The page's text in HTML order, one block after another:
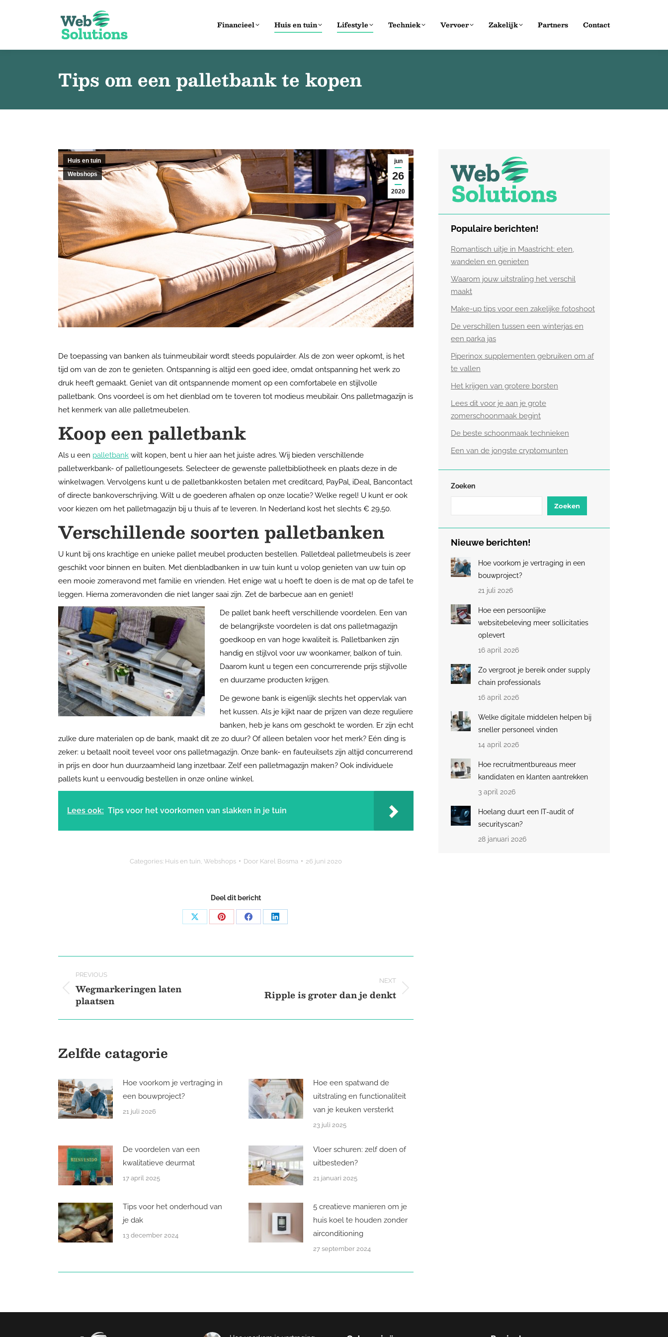
Financieel Huis en tuin Lifestyle Techniek Vervoer Zakelijk Partners Contact
Tips om een palletbank te kopen
jun
26
2020
Huis en tuin
Webshops
De toepassing van banken als tuinmeubilair wordt steeds populairder. Als de zon weer opkomt, is het
tijd om van de zon te genieten. Ontspanning is altijd een goed idee, omdat ontspanning het werk zo
druk heeft gemaakt. Geniet van dit ontspannende moment op een comfortabele en stijlvolle
palletbank. Ons voordeel is om het dienblad om te toveren tot modieus meubilair. Ons palletmagazijn is
het kenmerk van alle palletmeubelen.
Koop een palletbank
Als u een palletbank wilt kopen, bent u hier aan het juiste adres. Wij bieden verschillende
palletwerkbank- of palletloungesets. Selecteer de gewenste palletbibliotheek en plaats deze in de
winkelwagen. Vervolgens kunt u de palletbankkosten betalen met creditcard, PayPal, iDeal, Bancontact
of directe bankoverschrijving. Wilt u de goederen afhalen op onze locatie? Welke regel! U kunt er ook
voor kiezen om het palletmagazijn bij u thuis af te leveren. In Nederland kost het slechts € 29,50.
Verschillende soorten palletbanken
U kunt bij ons krachtige en unieke pallet meubel producten bestellen. Palletdeal palletmeubels is zeer
geschikt voor binnen en buiten. Met dienbladbanken in uw tuin kunt u volop genieten van uw tuin op
een mooie zomeravond met familie en vrienden. Het enige wat u hoeft te doen is de mat op de tafel te
leggen. Hierna zomeravonden die niet langer saai zijn. Zet de barbecue aan en geniet!
De pallet bank heeft verschillende voordelen. Een van
de belangrijkste voordelen is dat ons palletmagazijn
goedkoop en van hoge kwaliteit is. Palletbanken zijn
handig en stijlvol voor uw woonkamer, balkon of tuin.
Daarom kunt u tegen een concurrerende prijs stijlvolle
en duurzame producten krijgen.
De gewone bank is eigenlijk slechts het oppervlak van
het kussen. Als je kijkt naar de prijzen van deze reguliere
banken, heb je kans om geschokt te worden. Er zijn echt
zulke dure materialen op de bank, maakt dit ze zo duur? Of alleen betalen voor het merk? Eén ding is
zeker: u betaalt nooit teveel voor ons palletmagazijn. Onze bank- en fauteuilsets zijn altijd concurrerend
in prijs en door hun duurzaamheid lang inzetbaar. Zelf een palletmagazijn maken? Ook individuele
pallets kunt u eenvoudig bestellen in onze online winkel.
Lees ook: Tips voor het voorkomen van slakken in je tuin
Categories: Huis en tuin Webshops Door Karel Bosma 26 juni 2020
Deel dit bericht
Share Share Share Share
Post
navigation
PREVIOUS
Previous
post:
Wegmarkeringen laten
plaatsen
NEXT
NextRipple is groter dan je denkt
Zelfde catagorie
Hoe voorkom je vertraging in
een bouwproject?
21 juli 2026
Hoe een spatwand de
uitstraling en functionaliteit
van je keuken versterkt
23 juli 2025
De voordelen van een
kwalitatieve deurmat
17 april 2025
Vloer schuren: zelf doen of
uitbesteden?
21 januari 2025
Tips voor het onderhoud van
je dak
13 december 2024
5 creatieve manieren om je
huis koel te houden zonder
airconditioning
27 september 2024
Populaire berichten!
Romantisch uitje in Maastricht: eten,
wandelen en genieten
Waarom jouw uitstraling het verschil
maakt
Make-up tips voor een zakelijke fotoshoot
De verschillen tussen een winterjas en
een parka jas
Piperinox supplementen gebruiken om af
te vallen
Het krijgen van grotere borsten
Lees dit voor je aan je grote
zomerschoonmaak begint
De beste schoonmaak technieken
Een van de jongste cryptomunten
Zoeken
Zoeken
Nieuwe berichten!
Hoe voorkom je vertraging in een
bouwproject?
21 juli 2026
Hoe een persoonlijke
websitebeleving meer sollicitaties
oplevert
16 april 2026
Zo vergroot je bereik onder supply
chain professionals
16 april 2026
Welke digitale middelen helpen bij
sneller personeel vinden
14 april 2026
Hoe recruitmentbureaus meer
kandidaten en klanten aantrekken
3 april 2026
Hoelang duurt een IT-audit of
securityscan?
28 januari 2026